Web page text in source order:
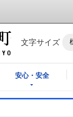
八千代町公式ホ
文字サイズ
安心・安全